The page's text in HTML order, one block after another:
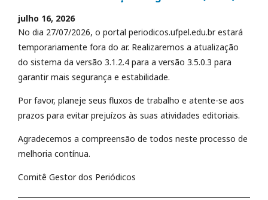
julho 16, 2026
No dia 27/07/2026, o portal periodicos.ufpel.edu.br estará
temporariamente fora do ar. Realizaremos a atualização
do sistema da versão 3.1.2.4 para a versão 3.5.0.3 para
garantir mais segurança e estabilidade.
Por favor, planeje seus fluxos de trabalho e atente-se aos
prazos para evitar prejuízos às suas atividades editoriais.
Agradecemos a compreensão de todos neste processo de
melhoria contínua.
Comitê Gestor dos Periódicos